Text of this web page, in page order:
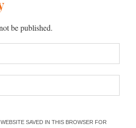
be published.
SAVED IN THIS BROWSER FOR